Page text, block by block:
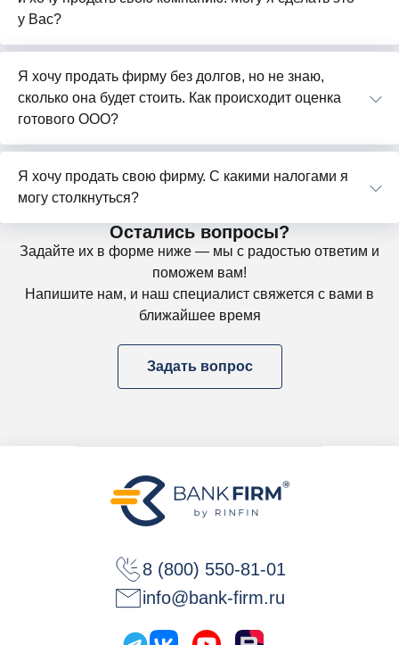
у Вас?
Я хочу продать фирму без долгов, но не знаю,
сколько она будет стоить. Как происходит оценка
готового ООО?
Я хочу продать свою фирму. С какими налогами я
могу столкнуться?
Остались вопросы?
Задайте их в форме ниже — мы с радостью ответим и
поможем вам!
Напишите нам, и наш специалист свяжется с вами в
ближайшее время
Задать вопрос
8 (800) 550-81-01
info@bank-firm.ru